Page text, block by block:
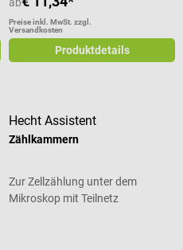
Preise inkl. MwSt. zzgl.
Versandkosten
Produktdetails
Hecht Assistent
Zählkammern
Zur Zellzählung unter dem
Mikroskop mit Teilnetz